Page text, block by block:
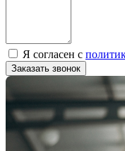
Я согласен с
Заказать звонок